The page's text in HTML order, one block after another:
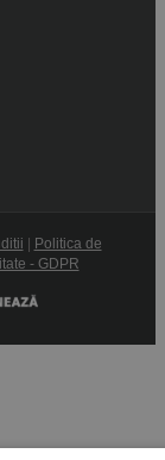
| Politica de
- GDPR